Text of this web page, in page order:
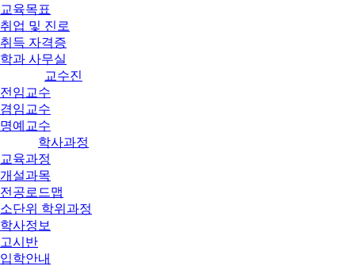
교육목표
취업 및 진로
취득 자격증
학과 사무실
교수진
전임교수
겸임교수
명예교수
학사과정
교육과정
개설과목
전공로드맵
소단위 학위과정
학사정보
고시반
입학안내